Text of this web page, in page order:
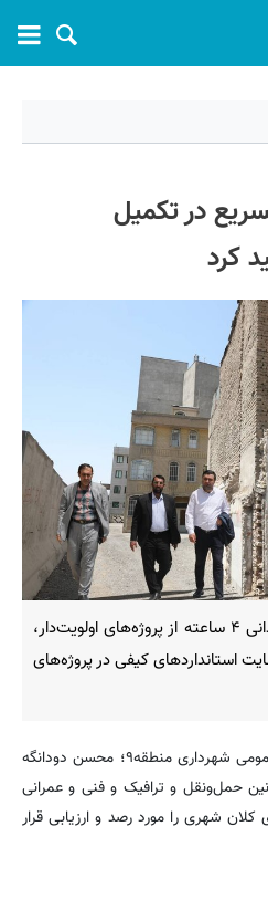
۹ بر تسریع در تکمیل
کرد
شهردار منطقه ۹ در بازدید میدانی ۴ ساعته از پروژه‌های اولویت‌دار،
استانداردهای کیفی در پروژه‌های
به نقل از روابط عمومی شهرداری منطقه۹؛ محسن دودانگه
حمل‌ونقل و ترافیک و فنی و عمرانی
شهری را مورد رصد و ارزیابی قرار